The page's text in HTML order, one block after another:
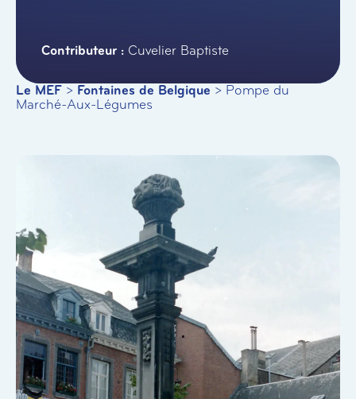
Cuvelier Baptiste
Le MEF > Fontaines de Belgique > Pompe du
Marché-Aux-Légumes